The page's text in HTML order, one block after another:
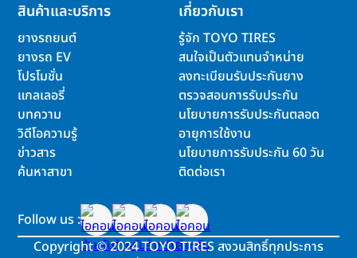
สินค้าและบริการ
ยางรถยนต์
ยางรถ EV
โปรโมชั่น
แกลเลอรี่
บทความ
วิดีโอความรู้
ข่าวสาร
ค้นหาสาขา
เกี่ยวกับเรา
รู้จัก TOYO TIRES
สนใจเป็นตัวแทนจำหน่าย
ลงทะเบียนรับประกันยาง
ตรวจสอบการรับประกัน
นโยบายการรับประกันตลอด
อายุการใช้งาน
นโยบายการรับประกัน 60 วัน
ติดต่อเรา
Follow us :
Copyright©2024 TOYO TIRES สงวนสิทธิ์ทุกประการ